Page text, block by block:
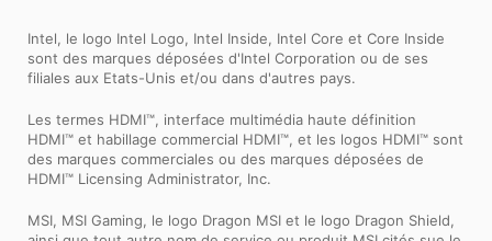
Intel, le logo Intel Logo, Intel Inside, Intel Core et Core Inside
sont des marques déposées d'Intel Corporation ou de ses
filiales aux Etats-Unis et/ou dans d'autres pays.
Les termes HDMI™, interface multimédia haute définition
HDMI™ et habillage commercial HDMI™, et les logos HDMI™ sont
des marques commerciales ou des marques déposées de
HDMI™ Licensing Administrator, Inc.
MSI, MSI Gaming, le logo Dragon MSI et le logo Dragon Shield,